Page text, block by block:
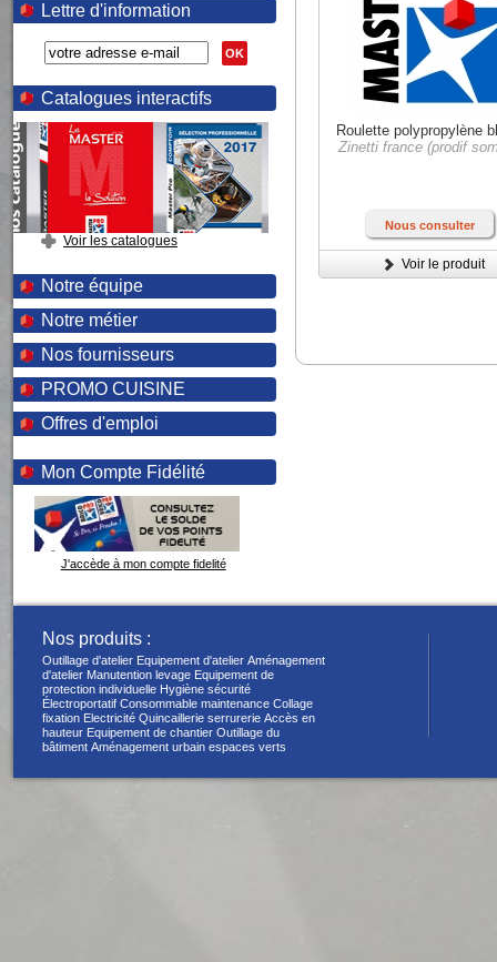
Lettre d'information
OK
Catalogues interactifs
Voir les catalogues
Notre équipe
Notre métier
Nos fournisseurs
PROMO CUISINE
Offres d'emploi
Mon Compte Fidélité
J'accède à mon compte fidelité
Roulette polypropylène
Zinetti france (prodif
Nous consulter
Voir le produit
Nos produits :
Outillage d'atelier Equipement d'atelier Aménagement
d'atelier Manutention levage Equipement de
protection individuelle Hygiène sécurité
Électroportatif Consommable maintenance Collage
fixation Electricité Quincaillerie serrurerie Accès en
hauteur Equipement de chantier Outillage du
bâtiment Aménagement urbain espaces verts